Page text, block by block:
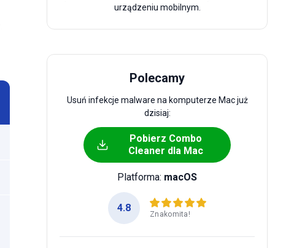
urządzeniu mobilnym.
Polecamy
Usuń infekcje malware na komputerze Mac już
dzisiaj:
Pobierz Combo
Cleaner dla Mac
Platforma: macOS
4.8
Znakomita!